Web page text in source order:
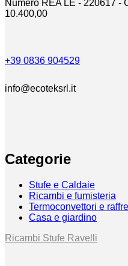
Numero REA LE - 220617 -
10.400,00
+39 0836 904529
info@ecoteksrl.it
Categorie
Stufe e Caldaie
Ricambi e fumisteria
Termoconvettori e
Casa e giardino
Ricambi Stufe Ravelli